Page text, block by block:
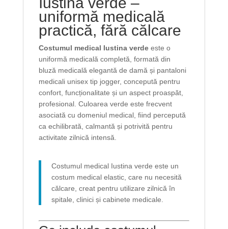
uniformă medicală
practică, fără călcare
Costumul medical Iustina verdeeste o
uniformă medicală completă, formată din
bluză medicală elegantă de damă și pantaloni
medicali unisex tip jogger, concepută pentru
confort, funcționalitate și un aspect proaspăt,
profesional. Culoarea verde este frecvent
asociată cu domeniul medical, fiind percepută
ca echilibrată, calmantă și potrivită pentru
activitate zilnică intensă.
Costumul medical Iustina verde este un
costum medical elastic, care nu necesită
călcare, creat pentru utilizare zilnică în
spitale, clinici și cabinete medicale.